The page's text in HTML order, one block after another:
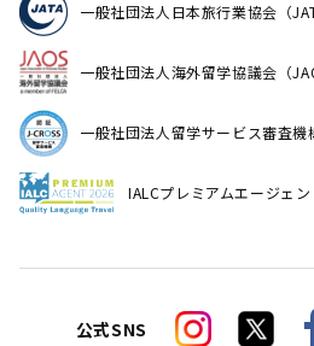
一般社団法人日本旅行業協会（
一般社団法人海外留学協議会（
一般社団法人留学サービス審査機
IALCプレミアムエージェ
公式SNS